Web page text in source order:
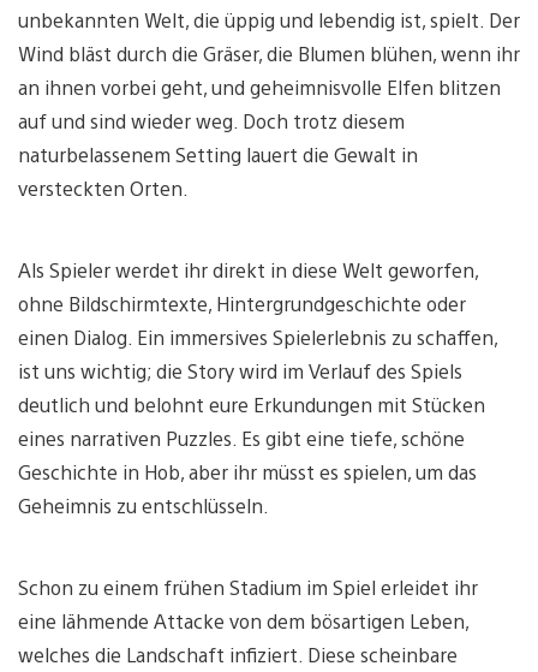
unbekannten Welt, die üppig und lebendig ist, spielt. Der
Wind bläst durch die Gräser, die Blumen blühen, wenn ihr
an ihnen vorbei geht, und geheimnisvolle Elfen blitzen
auf und sind wieder weg. Doch trotz diesem
naturbelassenem Setting lauert die Gewalt in
versteckten Orten.
Als Spieler werdet ihr direkt in diese Welt geworfen,
ohne Bildschirmtexte, Hintergrundgeschichte oder
einen Dialog. Ein immersives Spielerlebnis zu schaffen,
ist uns wichtig; die Story wird im Verlauf des Spiels
deutlich und belohnt eure Erkundungen mit Stücken
eines narrativen Puzzles. Es gibt eine tiefe, schöne
Geschichte in Hob, aber ihr müsst es spielen, um das
Geheimnis zu entschlüsseln.
Schon zu einem frühen Stadium im Spiel erleidet ihr
eine lähmende Attacke von dem bösartigen Leben,
welches die Landschaft infiziert. Diese scheinbare